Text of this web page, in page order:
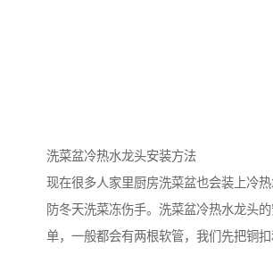
洗菜盆冷热水龙头安装方法
现在很多人家里厨房洗菜盆也会装上冷
防冬天洗菜冻伤手。洗菜盆冷热水龙头
单，一般都会有两根软管，我们先把铜